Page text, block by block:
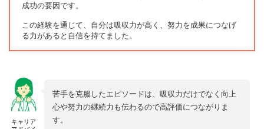
成功の要因です。
この経験を通じて、自分は吸収力が高く、努力を成果につなげ
る力があると自信を持てました。
キャリア
苦手を克服したエピソードは、吸収力だけでなく向上
心や努力の継続力も伝わるので高評価につながりま
す。